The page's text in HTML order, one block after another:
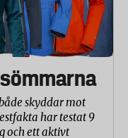
skyddar mot
har testat 9
och ett aktivt